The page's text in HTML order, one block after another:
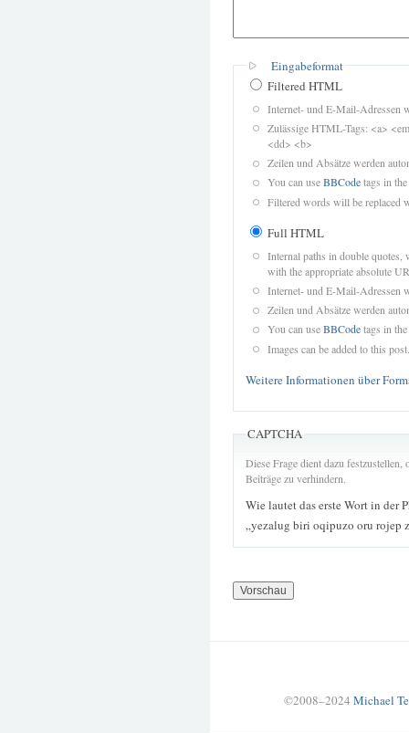
Eingabeformat
Filtered HTML
Internet- und E-Mail-Adressen
Zulässige HTML-Tags: <a>
<dd> <b>
Zeilen und Absätze werden
You can useBBCodetags in
Filtered words will be replaced
Full HTML
Internal paths in double quotes,
with the appropriate absolute
Internet- und E-Mail-Adressen
Zeilen und Absätze werden
You can useBBCodetags in
Images can be added to this post.
Weitere Informationen über
CAPTCHA
Diese Frage dient dazu
Beiträge zu verhindern.
Wie lautet das erste Wort in der
„yezalug biri oqipuzo oru rojep
©2008–2024 Michael